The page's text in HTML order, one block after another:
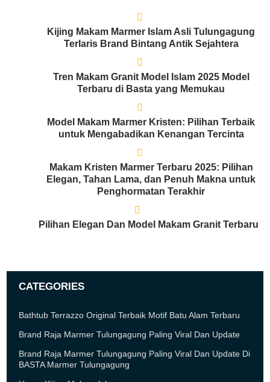
Kijing Makam Marmer Islam Asli Tulungagung
Terlaris Brand Bintang Antik Sejahtera
Tren Makam Granit Model Islam 2025 Model
Terbaru di Basta yang Memukau
Model Makam Marmer Kristen: Pilihan Terbaik
untuk Mengabadikan Kenangan Tercinta
Makam Kristen Marmer Terbaru 2025: Pilihan
Elegan, Tahan Lama, dan Penuh Makna untuk
Penghormatan Terakhir
Pilihan Elegan Dan Model Makam Granit Terbaru
CATEGORIES
Bathtub Terrazzo Original Terbaik Motif Batu Alam Terbaru
Brand Raja Marmer Tulungagung Paling Viral Dan Update
Brand Raja Marmer Tulungagung Paling Viral Dan Update Di
BASTA Marmer Tulungagung